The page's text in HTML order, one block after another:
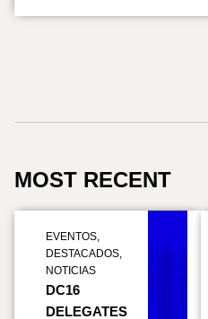
MOST RECENT
EVENTOS,
DESTACADOS,
NOTICIAS
DC16
DELEGATES